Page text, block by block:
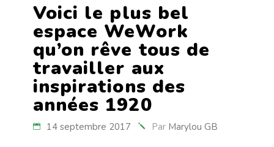
Voici le plus bel
espace WeWork
qu’on rêve tous de
travailler aux
inspirations des
années 1920
14 septembre 2017 Par Marylou GB